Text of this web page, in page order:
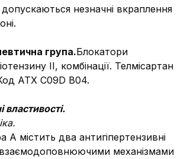
незначні вкраплення
група.Блокатори
II, комбінації. Телмісартан
АТХ C09D B04.
властивості.
А містить два антигіпертензивні
механізмами